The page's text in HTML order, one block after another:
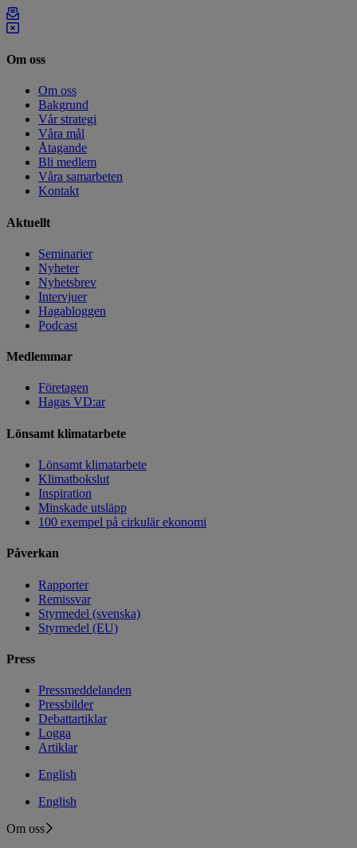
Om oss
Om oss
Bakgrund
Vår strategi
Våra mål
Åtagande
Bli medlem
Våra samarbeten
Kontakt
Aktuellt
Seminarier
Nyheter
Nyhetsbrev
Intervjuer
Hagabloggen
Podcast
Medlemmar
Företagen
Hagas VD:ar
Lönsamt klimatarbete
Lönsamt klimatarbete
Klimatbokslut
Inspiration
Minskade utsläpp
100 exempel på cirkulär ekonomi
Påverkan
Rapporter
Remissvar
Styrmedel (svenska)
Styrmedel (EU)
Press
Pressmeddelanden
Pressbilder
Debattartiklar
Logga
Artiklar
English
English
Om oss